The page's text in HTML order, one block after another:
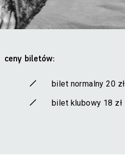
ceny biletów:
bilet normalny 20 zł
bilet klubowy 18 zł